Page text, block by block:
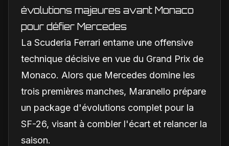
évolutions majeures avant Monaco
pour défier Mercedes
La Scuderia Ferrari entame une offensive
technique décisive en vue du Grand Prix de
Monaco. Alors que Mercedes domine les
trois premières manches, Maranello prépare
un package d'évolutions complet pour la
SF-26, visant à combler l'écart et relancer la
saison.